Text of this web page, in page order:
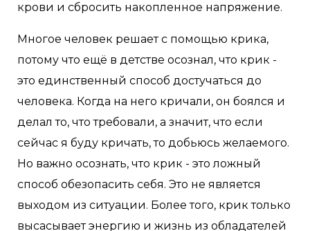
крови и сбросить накопленное напряжение.
Многое человек решает с помощью крика,
потому что ещё в детстве осознал, что крик -
это единственный способ достучаться до
человека. Когда на него кричали, он боялся и
делал то, что требовали, а значит, что если
сейчас я буду кричать, то добьюсь желаемого.
Но важно осознать, что крик - это ложный
способ обезопасить себя. Это не является
выходом из ситуации. Более того, крик только
высасывает энергию и жизнь из обладателей